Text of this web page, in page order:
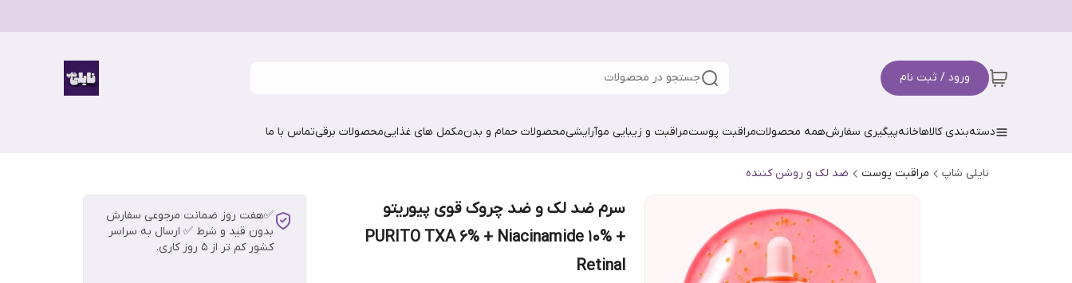
ورود / ثبت نام جستجو در محصولات
دسته‌بندی کالاهاخانهپیگیری سفارشهمه محصولاتمراقبت پوستمراقبت و زیبایی موآرایشیمحصولات حمام و بدنمکمل های غذاییمحصولات برقیتماس با ما
نایلی شاپ مراقبت پوست ضد لک و روشن کننده
سرم ضد لک و ضد چروک قوی پیوریتو
PURITO TXA 6% + Niacinamide 10% +
Retinal
✅هفت روز ضمانت مرجوعی سفارش
بدون قید و شرط ✅ ارسال به سراسر
کشور کم تر از 5 روز کاری.